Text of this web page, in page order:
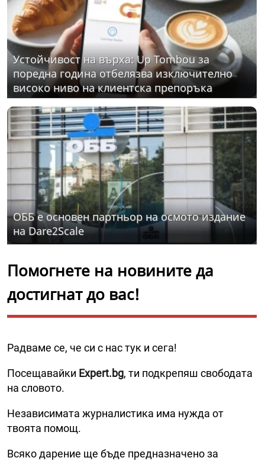
Устойчивост на върха: Up Tombou за
поредна година отбелязва изключително
високо ниво на клиентска препоръка
ОББ е основен партньор на осмото издание
на Dare2Scale
Помогнете на новините да
достигнат до вас!
Радваме се, че си с нас тук и сега!
Посещавайки Expert.bg, ти подкрепяш свободата
на словото.
Независимата журналистика има нужда от
твоята помощ.
Всяко дарение ще бъде предназначено за